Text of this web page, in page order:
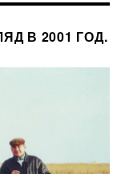
В 2001 ГОД.